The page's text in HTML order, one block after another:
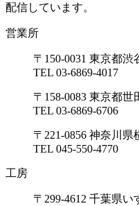
配信しています。
営業所
〒150-0031 東京都渋
TEL 03-6869-4017
〒158-0083 東京都世
TEL 03-6869-6706
〒221-0856 神奈川
TEL 045-550-4770
工房
〒299-4612 千葉県